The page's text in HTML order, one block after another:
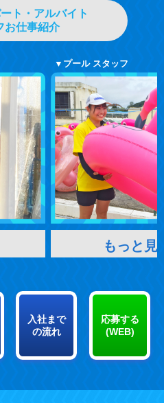
ト・アルバイト
お仕事紹介
▼プール スタッフ
もっと見
入社まで
の流れ
応募する
(WEB)